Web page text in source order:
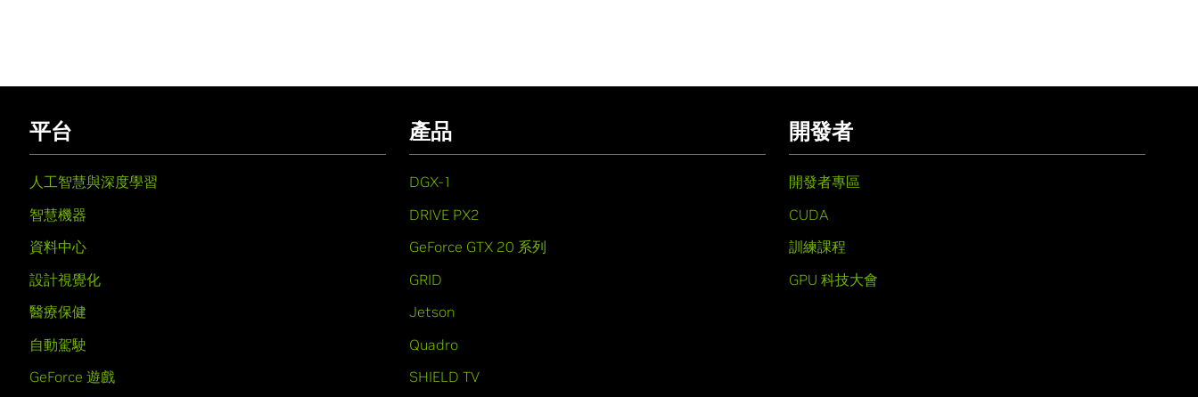
平台
人工智慧與深度學習
智慧機器
資料中心
設計視覺化
醫療保健
自動駕駛
GeForce 遊戲
產品
DGX-1
DRIVE PX2
GeForce GTX 20 系列
GRID
Jetson
Quadro
SHIELD TV
開發者
開發者專區
CUDA
訓練課程
GPU 科技大會